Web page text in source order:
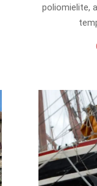
poliomielite,